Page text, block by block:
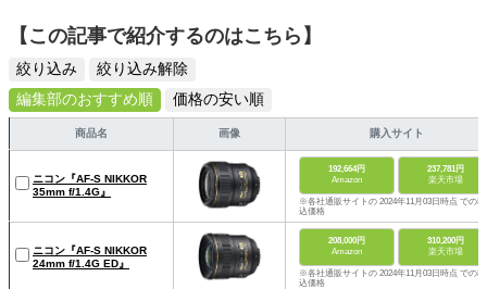
【この記事で紹介するのはこちら】
絞り込み
絞り込み解除
編集部のおすすめ順
価格の安い順
商品名 画像 購入サイト
ニコン『AF-S NIKKOR
35mm f/1.4G』
192,664円
Amazon
237,781円
楽天市場
※各社通販サイトの 2024年11月03日時点 での税
込価格
ニコン『AF-S NIKKOR
24mm f/1.4G ED』
208,000円
Amazon
310,200円
楽天市場
※各社通販サイトの 2024年11月03日時点 での税
込価格